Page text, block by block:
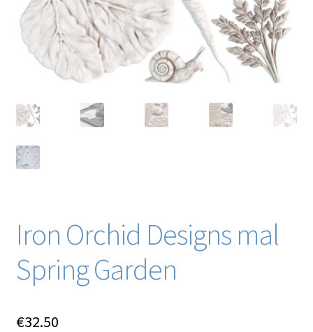
Over mij
Contact
Iron Orchid Designs mal
Spring Garden
€32.50